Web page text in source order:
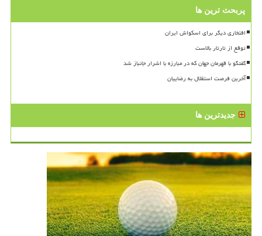
پربحث ترین ها
افتخاری دیگر برای اسکواش ایران
توقع از تارتار بالاست
گفتگو با قهرمان جهان که در مبارزه با اشرار جانباز شد
آخرین فرصت استقلال به رضاییان
جدیدترین ها